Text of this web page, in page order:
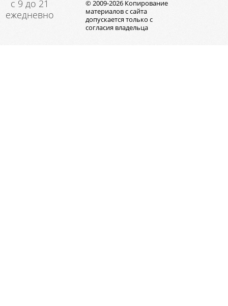
с 9 до 21
ежедневно
© 2009-2026 Копирование
материалов с сайта
допускается только с
согласия владельца